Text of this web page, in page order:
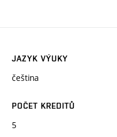
JAZYK VÝUKY
čeština
POČET KREDITŮ
5